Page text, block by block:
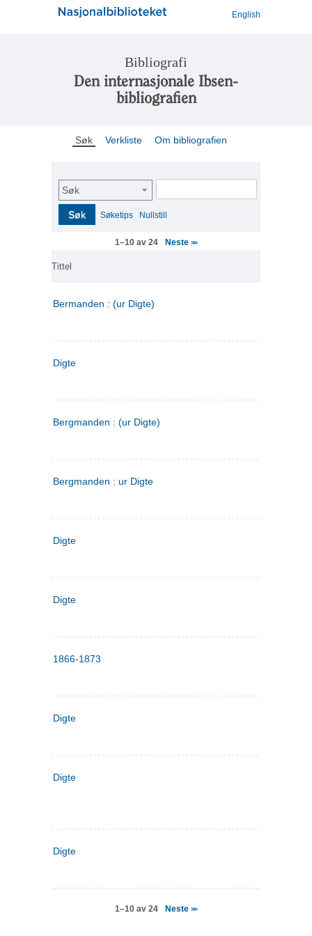
English
Bibliografi
Den internasjonale Ibsen-
bibliografien
Søk Verkliste Om bibliografien
Søk
Søk Søketips Nullstill
1–10 av 24 Neste>>
Tittel
Bermanden : (ur Digte)
Digte
Bergmanden : (ur Digte)
Bergmanden : ur Digte
Digte
Digte
1866-1873
Digte
Digte
Digte
1–10 av 24 Neste>>